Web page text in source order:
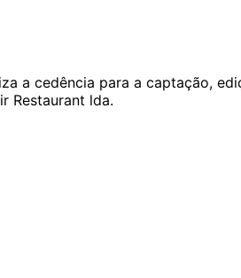
a cedência para a captação,
Restaurant lda.